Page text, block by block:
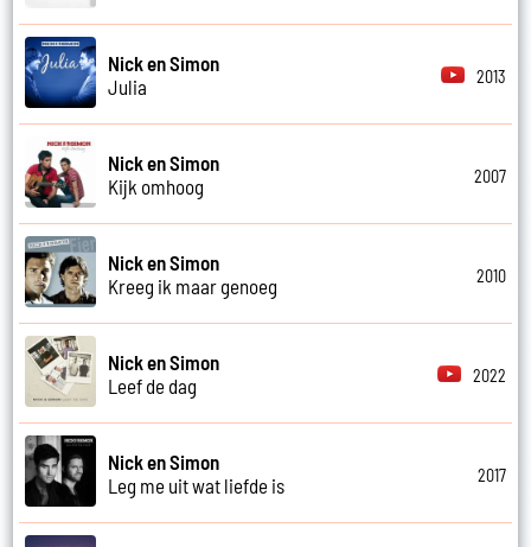
Nick en Simon
Julia
2013
Nick en Simon
Kijk omhoog
2007
Nick en Simon
Kreeg ik maar genoeg
2010
Nick en Simon
Leef de dag
2022
Nick en Simon
Leg me uit wat liefde is
2017